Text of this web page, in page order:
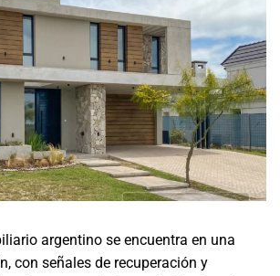
argentino se encuentra en una
con señales de recuperación y